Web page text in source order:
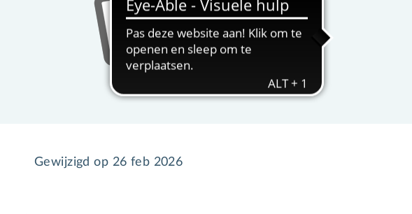
Gewijzigd op 26 feb 2026